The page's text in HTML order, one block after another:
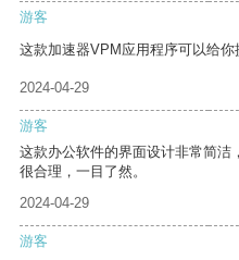
游客
这款加速器VPM应用程序可以给你
2024-04-29
游客
这款办公软件的界面设计非常简洁
很合理，一目了然。
2024-04-29
游客